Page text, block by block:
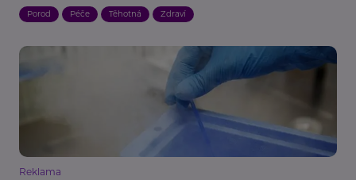
Porod Péče Těhotná Zdraví
Reklama